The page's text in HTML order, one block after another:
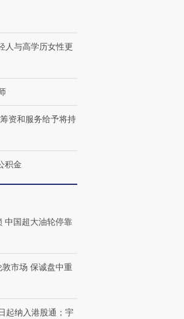
【商旅对话】华住集团
人与高学历女性更
资和服务给予将持
积金
中国超大油轮停靠
市场 保诚盘中重
起纳入港股通；宇